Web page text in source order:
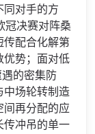
对手的方
冠决赛对阵桑
传配合化解第
优势；面对低
的密集防
中场轮转制造
间再分配的应
传冲吊的单一